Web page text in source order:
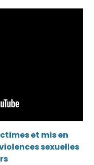
et mis en
sexuelles